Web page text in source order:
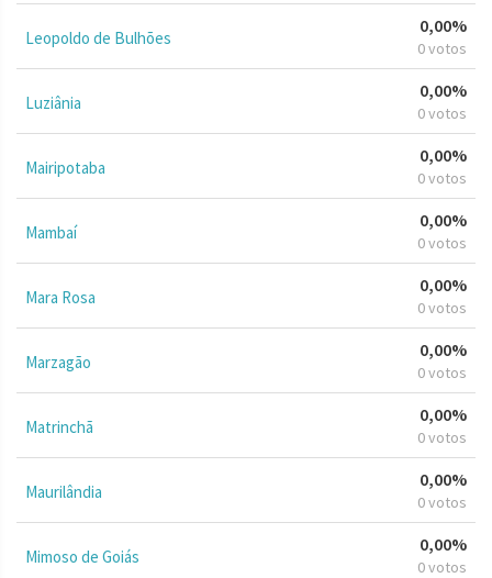
Leopoldo de Bulhões
0,00%
0 votos
Luziânia
0,00%
0 votos
Mairipotaba
0,00%
0 votos
Mambaí
0,00%
0 votos
Mara Rosa
0,00%
0 votos
Marzagão
0,00%
0 votos
Matrinchã
0,00%
0 votos
Maurilândia
0,00%
0 votos
Mimoso de Goiás
0,00%
0 votos